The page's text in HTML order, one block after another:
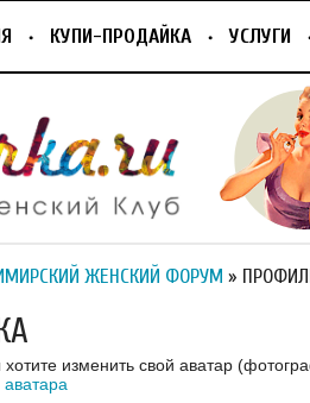
КУПИ-ПРОДАЙКА УСЛУГИ
ЖЕНСКИЙ ФОРУМ »
изменить свой аватар
аватара